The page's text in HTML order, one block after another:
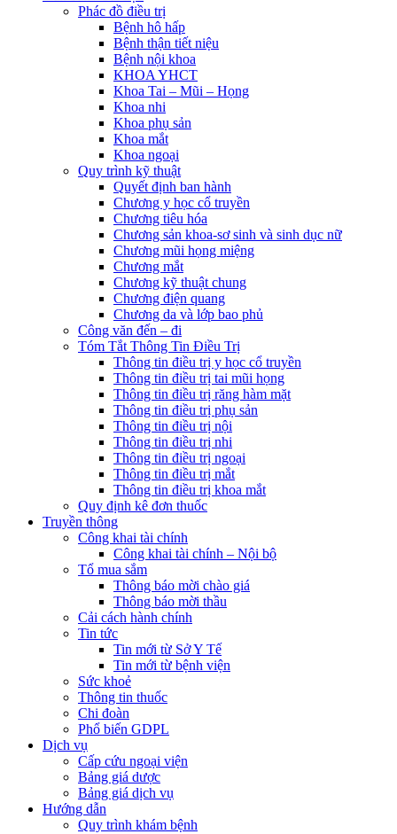
Phác đồ điều trị
Bệnh hô hấp
Bệnh thận tiết niệu
Bệnh nội khoa
KHOA YHCT
Khoa Tai – Mũi – Họng
Khoa nhi
Khoa phụ sản
Khoa mắt
Khoa ngoại
Quy trình kỹ thuật
Quyết định ban hành
Chương y học cổ truyền
Chương tiêu hóa
Chương sản khoa-sơ sinh và sinh dục nữ
Chương mũi họng miệng
Chương mắt
Chương kỹ thuật chung
Chương điện quang
Chương da và lớp bao phủ
Công văn đến – đi
Tóm Tắt Thông Tin Điều Trị
Thông tin điều trị y học cổ truyền
Thông tin điều trị tai mũi họng
Thông tin điều trị răng hàm mặt
Thông tin điều trị phụ sản
Thông tin điều trị nội
Thông tin điều trị nhi
Thông tin điều trị ngoại
Thông tin điều trị mắt
Thông tin điều trị khoa mắt
Quy định kê đơn thuốc
Truyền thông
Công khai tài chính
Công khai tài chính – Nội bộ
Tổ mua sắm
Thông báo mời chào giá
Thông báo mời thầu
Cải cách hành chính
Tin tức
Tin mới từ Sở Y Tế
Tin mới từ bệnh viện
Sức khoẻ
Thông tin thuốc
Chi đoàn
Phổ biến GDPL
Dịch vụ
Cấp cứu ngoại viện
Bảng giá dược
Bảng giá dịch vụ
Hướng dẫn
Quy trình khám bệnh